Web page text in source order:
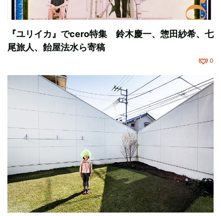
『ユリイカ』でcero特集 鈴木慶一、惣田紗希、七
尾旅人、飴屋法水ら寄稿
0